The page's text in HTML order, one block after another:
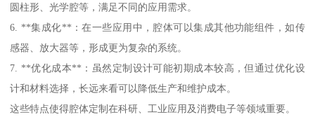
圆柱形、光学腔等，满足不同的应用需求。
6. **集成化**：在一些应用中，腔体可以集成其他功能组件，如传
感器、放大器等，形成更为复杂的系统。
7. **优化成本**：虽然定制设计可能初期成本较高，但通过优化设
计和材料选择，长远来看可以降低生产和维护成本。
这些特点使得腔体定制在科研、工业应用及消费电子等领域重要。